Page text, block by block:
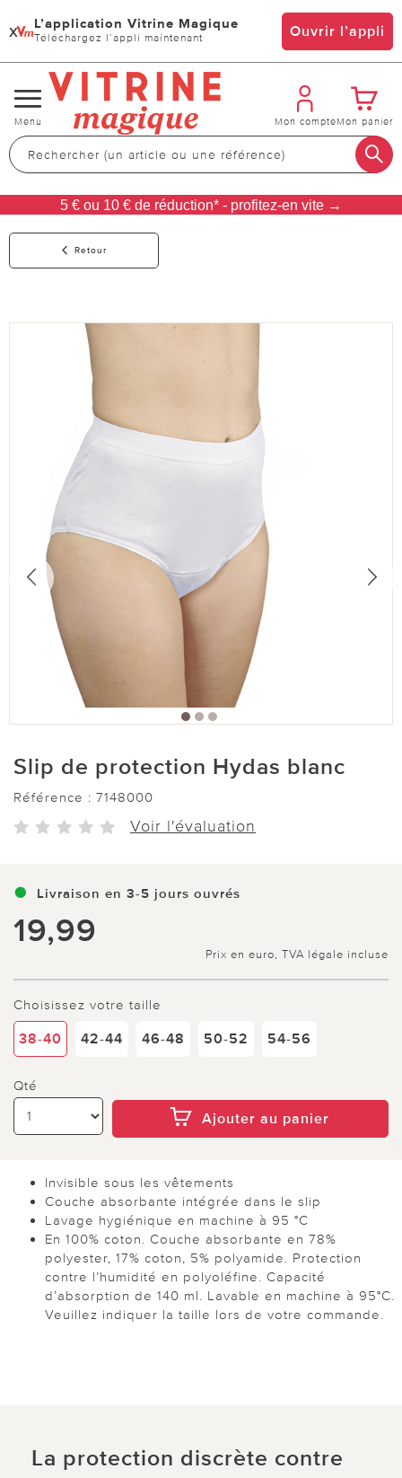
x L’application Vitrine Magique
Téléchargez l’appli maintenant Ouvrir l’appli
Changer
de
navigation
Menu Mon compteMon panier
5 € ou 10 € de réduction* - profitez-en vite →
Retour
Slip de protection Hydas blanc
Référence : 7148000
Voir l'évaluation
Livraison en 3-5 jours ouvrés
19,99
Prix en euro, TVA légale incluse
Choisissez votre taille
38-40 42-44 46-48 50-52 54-56
Qté
Ajouter au panier
Invisible sous les vêtements
Couche absorbante intégrée dans le slip
Lavage hygiénique en machine à 95 °C
En 100% coton. Couche absorbante en 78%
polyester, 17% coton, 5% polyamide. Protection
contre l’humidité en polyoléfine. Capacité
d’absorption de 140 ml. Lavable en machine à 95°C.
Veuillez indiquer la taille lors de votre commande.
La protection discrète contre